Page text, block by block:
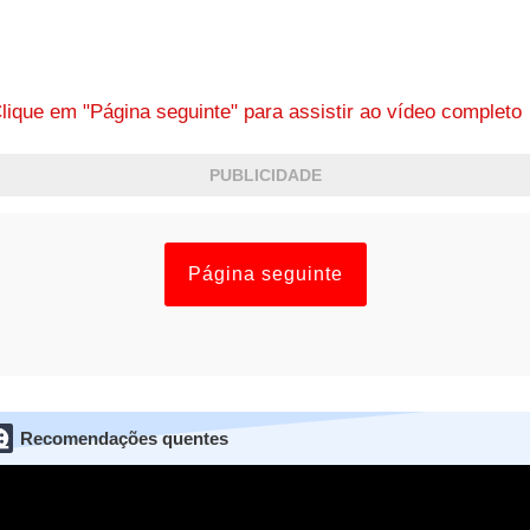
em "Página seguinte" para assistir ao vídeo completo
PUBLICIDADE
Página seguinte
Recomendações quentes